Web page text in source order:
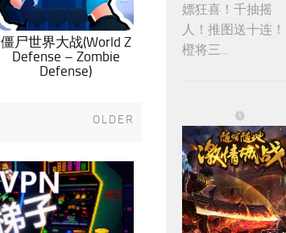
僵尸世界大战(World Z
Defense – Zombie
Defense)
OLDER
嫖狂喜！千抽摇
人！推图送十连！
橙将三...